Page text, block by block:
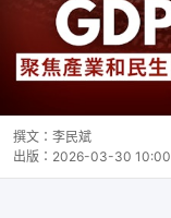
撰文： 李民斌
出版： 2026-03-30 10:00